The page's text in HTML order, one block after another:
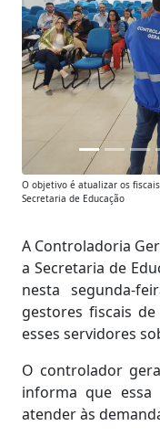
Anterior
O objetivo é atualizar os
Secretaria de Educação
A Controladoria
a Secretaria de
nesta segunda-
gestores fiscais
esses servidores
O controlador
informa que
atender às